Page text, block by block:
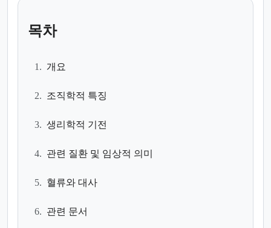
목차
1. 개요
2. 조직학적 특징
3. 생리학적 기전
4. 관련 질환 및 임상적 의미
5. 혈류와 대사
6. 관련 문서